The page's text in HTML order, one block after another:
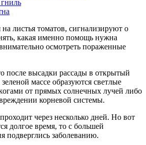
листья томатов, сигнализируют о
какая именно помощь нужна
осмотреть пораженные
после высадки рассады в открытый
массе образуются светлые
от прямых солнечных лучей либо
корневой системы.
через несколько дней. Но вот
долгое время, то с большей
подверглись заболеванию.